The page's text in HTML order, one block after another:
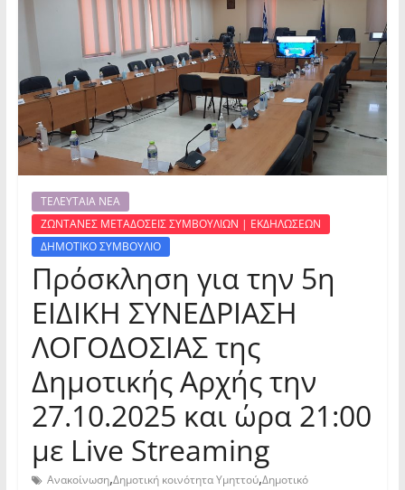
ΤΕΛΕΥΤΑΙΑ ΝΕΑ
ΖΩΝΤΑΝΕΣ ΜΕΤΑΔΟΣΕΙΣ ΣΥΜΒΟΥΛΙΩΝ | ΕΚΔΗΛΩΣΕΩΝ
ΔΗΜΟΤΙΚΟ ΣΥΜΒΟΥΛΙΟ
Πρόσκληση για την 5η
ΕΙΔΙΚΗ ΣΥΝΕΔΡΙΑΣΗ
ΛΟΓΟΔΟΣΙΑΣ της
Δημοτικής Αρχής την
27.10.2025 και ώρα 21:00
με Live Streaming
Ανακοίνωση,Δημοτική κοινότητα Υμηττού,Δημοτικό